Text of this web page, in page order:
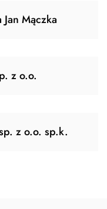
Mączka
z o.o.
z o.o. sp.k.